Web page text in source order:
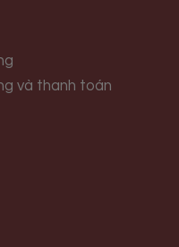
và thanh toán